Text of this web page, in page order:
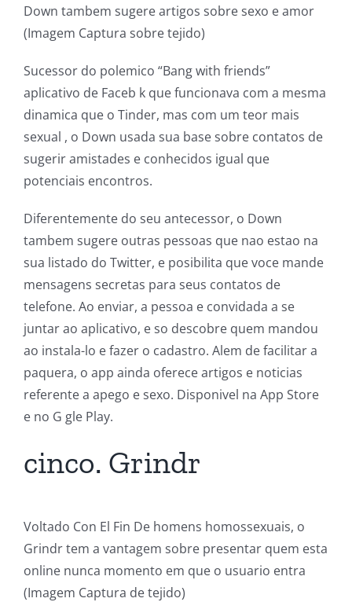
Down tambem sugere artigos sobre sexo e amor
(Imagem Captura sobre tejido)
Sucessor do polemico “Bang with friends”
aplicativo de Faceb k que funcionava com a mesma
dinamica que o Tinder, mas com um teor mais
sexual , o Down usada sua base sobre contatos de
sugerir amistades e conhecidos igual que
potenciais encontros.
Diferentemente do seu antecessor, o Down
tambem sugere outras pessoas que nao estao na
sua listado do Twitter, e posibilita que voce mande
mensagens secretas para seus contatos de
telefone. Ao enviar, a pessoa e convidada a se
juntar ao aplicativo, e so descobre quem mandou
ao instala-lo e fazer o cadastro. Alem de facilitar a
paquera, o app ainda oferece artigos e noticias
referente a apego e sexo. Disponivel na App Store
e no G gle Play.
cinco. Grindr
Voltado Con El Fin De homens homossexuais, o
Grindr tem a vantagem sobre presentar quem esta
online nunca momento em que o usuario entra
(Imagem Captura de tejido)